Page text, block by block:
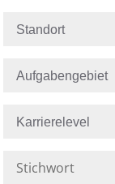
Standort
Aufgabengebiet
Karrierelevel